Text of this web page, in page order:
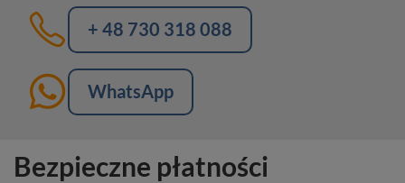
+ 48 730 318 088
WhatsApp
Bezpieczne płatności